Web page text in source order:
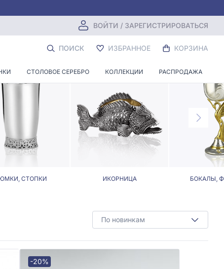
ВОЙТИ / ЗАРЕГИСТРИРОВАТЬСЯ
ПОИСК ИЗБРАННОЕ КОРЗИНА
СТОЛОВОЕ СЕРЕБРО КОЛЛЕКЦИИ РАСПРОДАЖА
СТОПКИ ИКОРНИЦА БОКАЛЫ,
По новинкам
-20%